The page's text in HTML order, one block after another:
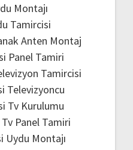
Montajı
Tamircisi
Anten Montaj
Panel Tamiri
Tamircisi
Televizyoncu
Tv Kurulumu
Panel Tamiri
Uydu Montajı